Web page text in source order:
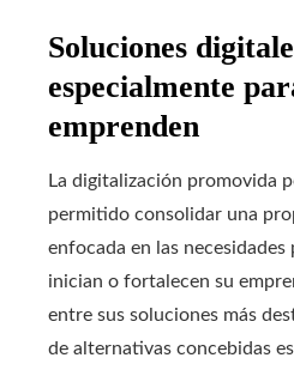
Soluciones
especialmente
emprenden
La digitalización promovida
permitido consolidar una
enfocada en las
inician o fortalecen su
entre sus soluciones más
de alternativas concebidas